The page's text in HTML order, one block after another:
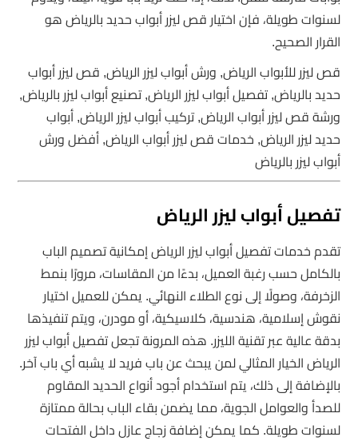
لسنوات طويلة، فإن اختيار قص ليزر أبواب حديد بالرياض هو
القرار الصحيح.
قص ليزر للأبواب الرياض, ورش أبواب ليزر الرياض, قص ليزر أبواب
حديد بالرياض, تفصيل أبواب ليزر الرياض, تصنيع أبواب ليزر بالرياض,
ورشة قص ليزر أبواب الرياض, تركيب أبواب ليزر الرياض, أبواب
حديد ليزر الرياض, خدمات قص ليزر أبواب الرياض, أفضل ورش
أبواب ليزر بالرياض
تفصيل أبواب ليزر الرياض
تقدم خدمات تفصيل أبواب ليزر الرياض إمكانية تصميم الباب
بالكامل حسب رغبة العميل، بدءًا من المقاسات، مرورًا بنمط
الزخرفة، وصولًا إلى نوع الطلاء النهائي. يمكن للعميل اختيار
نقوش إسلامية، هندسية، كلاسيكية، أو مودرن، ويتم تنفيذها
بدقة عالية عبر تقنية الليزر. هذه المرونة تجعل تفصيل أبواب ليزر
الرياض الخيار المثالي لمن يبحث عن باب فريد لا يشبه أي باب آخر.
بالإضافة إلى ذلك، يتم استخدام أجود أنواع الحديد المقاوم
للصدأ والعوامل الجوية، مما يضمن بقاء الباب بحالة ممتازة
لسنوات طويلة. كما يمكن إضافة زجاج عازل داخل الفتحات